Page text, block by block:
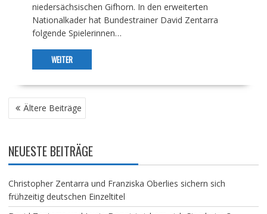
niedersächsischen Gifhorn. In den erweiterten
Nationalkader hat Bundestrainer David Zentarra
folgende Spielerinnen…
WEITER
BEITRAGSNAVIGATION
Ältere Beiträge
NEUESTE BEITRÄGE
Christopher Zentarra und Franziska Oberlies sichern sich
frühzeitig deutschen Einzeltitel